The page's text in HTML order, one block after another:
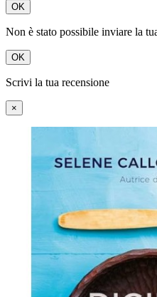
OK
Non è stato possibile inviare la
OK
Scrivi la tua recensione
×